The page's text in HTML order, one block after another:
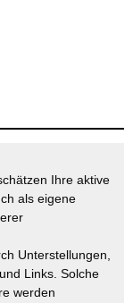
Ihre aktive
als eigene
Unterstellungen,
Links. Solche
werden